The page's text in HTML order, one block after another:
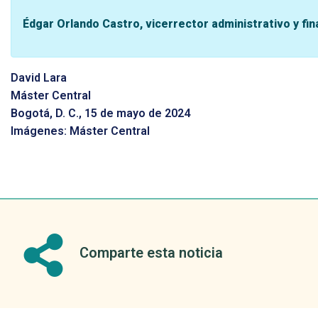
Édgar Orlando Castro, vicerrector administrativo y
David Lara
Máster Central
Bogotá, D. C., 15 de mayo de 2024
Imágenes: Máster Central
Comparte esta noticia